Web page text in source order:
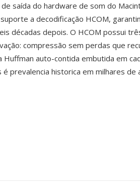
saída do hardware de som do
a decodificação HCOM,
décadas depois. O HCOM possui
compressão sem perdas que
auto-contida embutida em
prevalencia historica em milhares de